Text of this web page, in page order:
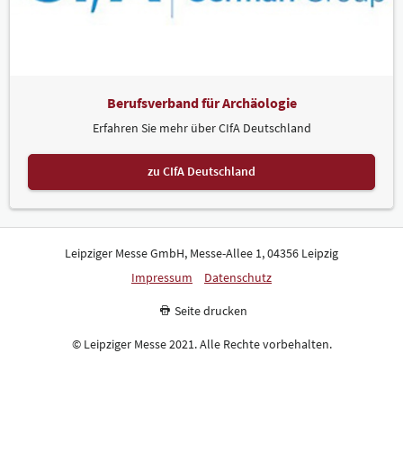
Berufsverband für Archäologie
Erfahren Sie mehr über CIfA Deutschland
zu CIfA Deutschland
Leipziger Messe GmbH, Messe-Allee 1, 04356 Leipzig
Impressum
Datenschutz
Seite drucken
© Leipziger Messe 2021. Alle Rechte vorbehalten.